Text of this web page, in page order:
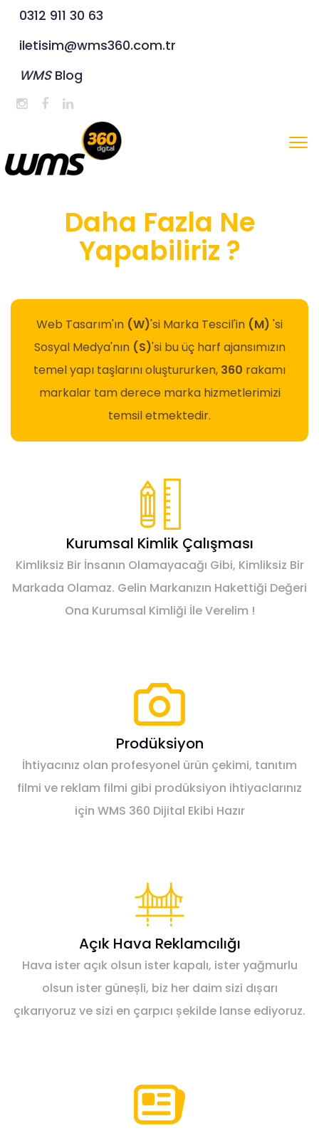
0312 911 30 63
iletisim@wms360.com.tr
WMSBlog
Daha Fazla Ne
Yapabiliriz ?
Web Tasarım'ın (W)'si Marka Tescil'in (M) 'si
Sosyal Medya'nın (S)'si bu üç harf ajansımızın
temel yapı taşlarını oluştururken, 360 rakamı
markalar tam derece marka hizmetlerimizi
temsil etmektedir.
Kurumsal Kimlik Çalışması
Kimliksiz Bir İnsanın Olamayacağı Gibi, Kimliksiz Bir
Markada Olamaz. Gelin Markanızın Hakettiği Değeri
Ona Kurumsal Kimliği İle Verelim !
Prodüksiyon
İhtiyacınız olan profesyonel ürün çekimi, tanıtım
filmi ve reklam filmi gibi prodüksiyon ihtiyaclarınız
için WMS 360 Dijital Ekibi Hazır
Açık Hava Reklamcılığı
Hava ister açık olsun ister kapalı, ister yağmurlu
olsun ister güneșli, biz her daim sizi dıșarı
çıkarıyoruz ve sizi en çarpıcı șekilde lanse ediyoruz.